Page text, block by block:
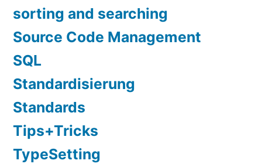
sorting and searching
Source Code Management
SQL
Standardisierung
Standards
Tips+Tricks
TypeSetting